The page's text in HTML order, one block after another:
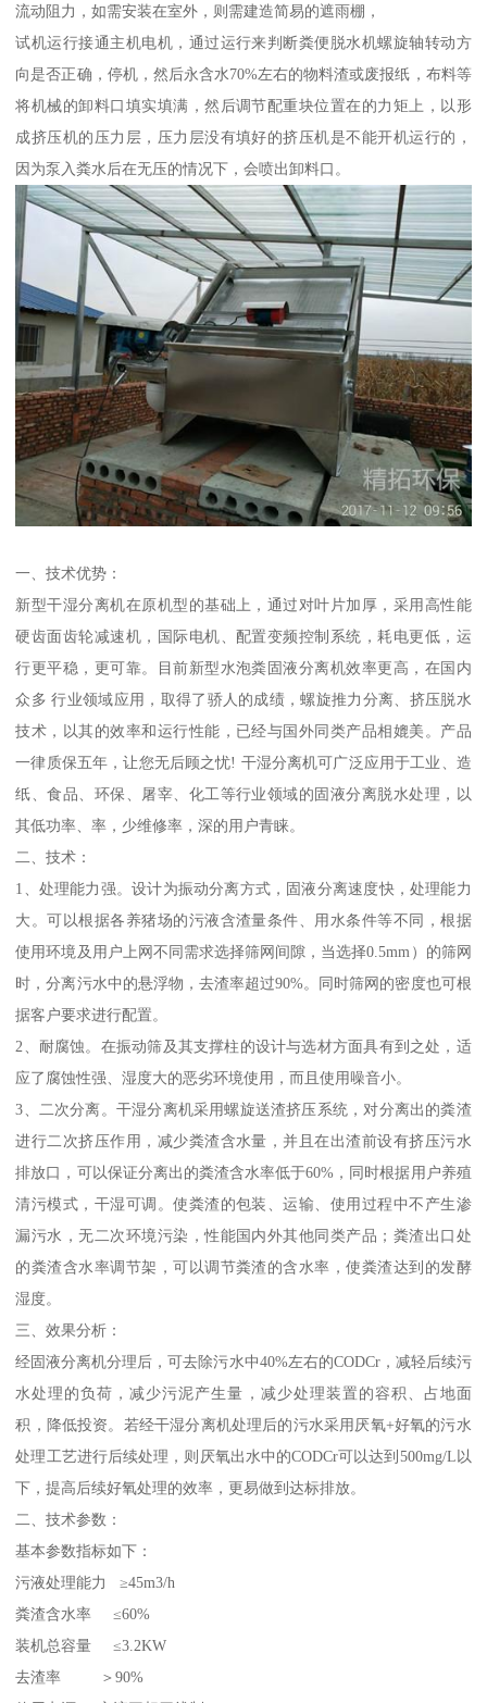
流动阻力，如需安装在室外，则需建造简易的遮雨棚，
试机运行接通主机电机，通过运行来判断粪便脱水机螺旋轴转动方
向是否正确，停机，然后永含水70%左右的物料渣或废报纸，布料等
将机械的卸料口填实填满，然后调节配重块位置在的力矩上，以形
成挤压机的压力层，压力层没有填好的挤压机是不能开机运行的，
因为泵入粪水后在无压的情况下，会喷出卸料口。
一、技术优势：
新型干湿分离机在原机型的基础上，通过对叶片加厚，采用高性能
硬齿面齿轮减速机，国际电机、配置变频控制系统，耗电更低，运
行更平稳，更可靠。目前新型水泡粪固液分离机效率更高，在国内
众多 行业领域应用，取得了骄人的成绩，螺旋推力分离、挤压脱水
技术，以其的效率和运行性能，已经与国外同类产品相媲美。产品
一律质保五年，让您无后顾之忧! 干湿分离机可广泛应用于工业、造
纸、食品、环保、屠宰、化工等行业领域的固液分离脱水处理，以
其低功率、率，少维修率，深的用户青睐。
二、技术：
1、处理能力强。设计为振动分离方式，固液分离速度快，处理能力
大。可以根据各养猪场的污液含渣量条件、用水条件等不同，根据
使用环境及用户上网不同需求选择筛网间隙，当选择0.5mm）的筛网
时，分离污水中的悬浮物，去渣率超过90%。同时筛网的密度也可根
据客户要求进行配置。
2、耐腐蚀。在振动筛及其支撑柱的设计与选材方面具有到之处，适
应了腐蚀性强、湿度大的恶劣环境使用，而且使用噪音小。
3、二次分离。干湿分离机采用螺旋送渣挤压系统，对分离出的粪渣
进行二次挤压作用，减少粪渣含水量，并且在出渣前设有挤压污水
排放口，可以保证分离出的粪渣含水率低于60%，同时根据用户养殖
清污模式，干湿可调。使粪渣的包装、运输、使用过程中不产生渗
漏污水，无二次环境污染，性能国内外其他同类产品；粪渣出口处
的粪渣含水率调节架，可以调节粪渣的含水率，使粪渣达到的发酵
湿度。
三、效果分析：
经固液分离机分理后，可去除污水中40%左右的CODCr，减轻后续污
水处理的负荷，减少污泥产生量，减少处理装置的容积、占地面
积，降低投资。若经干湿分离机处理后的污水采用厌氧+好氧的污水
处理工艺进行后续处理，则厌氧出水中的CODCr可以达到500mg/L以
下，提高后续好氧处理的效率，更易做到达标排放。
二、技术参数：
基本参数指标如下：
污液处理能力 ≥45m3/h
粪渣含水率 ≤60%
装机总容量 ≤3.2KW
去渣率 ＞90%